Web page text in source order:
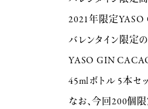
2021年限定YASO
バレンタイン限定の
YASO GIN
45mlボトル 5本セッ
なお、今回200個